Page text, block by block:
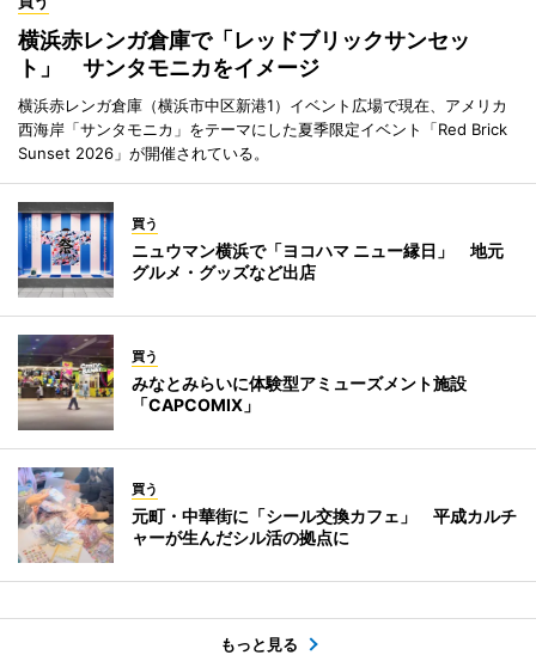
横浜赤レンガ倉庫で「レッドブリックサンセッ
ト」 サンタモニカをイメージ
横浜赤レンガ倉庫（横浜市中区新港1）イベント広場で現在、アメリカ
西海岸「サンタモニカ」をテーマにした夏季限定イベント「Red Brick
Sunset 2026」が開催されている。
買う
ニュウマン横浜で「ヨコハマ ニュー縁日」 地元
グルメ・グッズなど出店
買う
みなとみらいに体験型アミューズメント施設
「CAPCOMIX」
買う
元町・中華街に「シール交換カフェ」 平成カルチ
ャーが生んだシル活の拠点に
もっと見る